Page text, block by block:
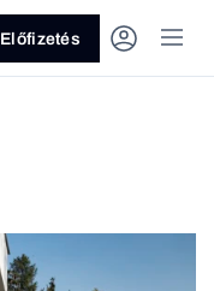
Előfizetés